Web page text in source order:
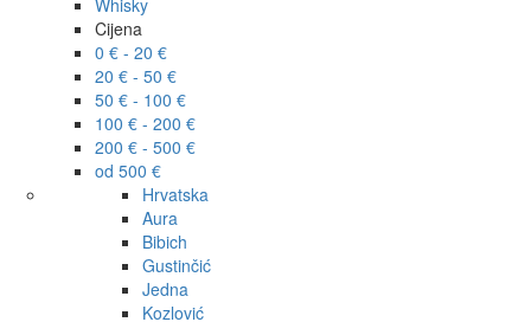
Whisky
Cijena
0 € - 20 €
20 € - 50 €
50 € - 100 €
100 € - 200 €
200 € - 500 €
od 500 €
Hrvatska
Aura
Bibich
Gustinčić
Jedna
Kozlović